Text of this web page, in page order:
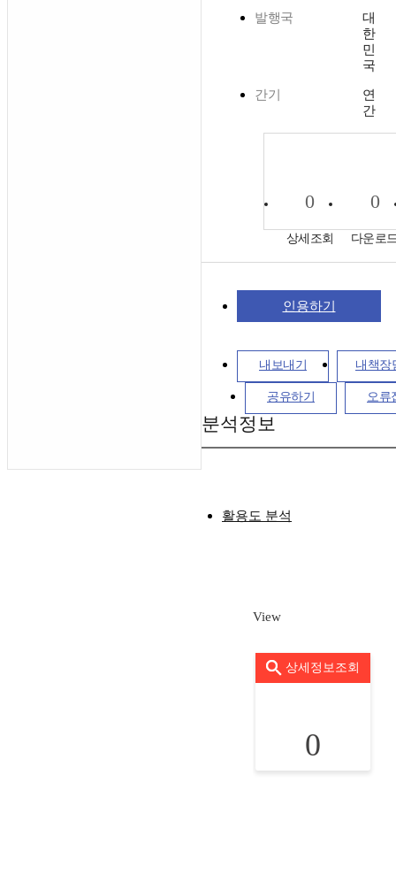
발행국
대
한
민
국
간기
연
간
0
상세조회
0
다운로
인용하기
내보내기 내책장
공유하기 오류
분석정보
활용도 분석
View
상세정보조회
0